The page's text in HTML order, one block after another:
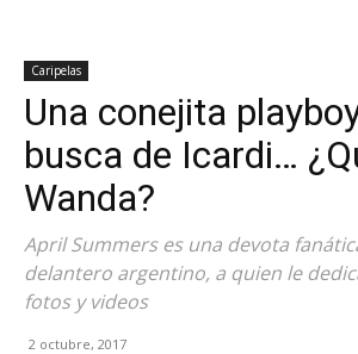
Caripelas
Una conejita
busca de Icardi…
Wanda?
April Summers es una devota
delantero argentino, a quien le
fotos y videos
2 octubre, 2017